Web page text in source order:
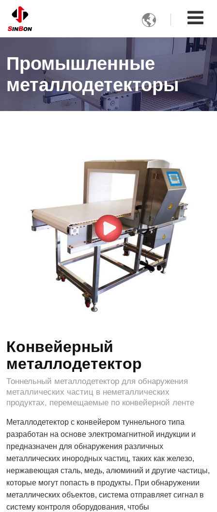

Промышленные
металлодетекторы
Конвейерный
металлодетектор
Тоннельный металлодетектор для обнаружения
металлических частиц в неметаллических
продуктах, перемещаемые по конвейерной ленте
Металлодетектор с конвейером туннельного типа
разработан на основе электромагнитной индукции и
предназначен для обнаружения различных
металлических инородных частиц, таких как железо,
нержавеющая сталь, медь, алюминий и другие частицы,
которые могут попасть в продукты. При обнаружении
металлических объектов, система отправляет сигнал в
систему контроля оборудования, чтобы